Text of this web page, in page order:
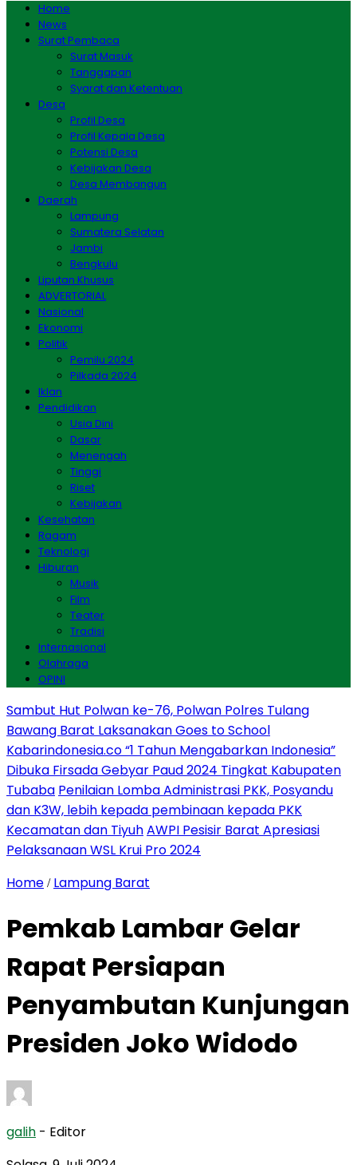
Home
News
Surat Pembaca
Surat Masuk
Tanggapan
Syarat dan Ketentuan
Desa
Profil Desa
Profil Kepala Desa
Potensi Desa
Kebijakan Desa
Desa Membangun
Daerah
Lampung
Sumatera Selatan
Jambi
Bengkulu
Liputan Khusus
ADVERTORIAL
Nasional
Ekonomi
Politik
Pemilu 2024
Pilkada 2024
Iklan
Pendidikan
Usia Dini
Dasar
Menengah
Tinggi
Riset
Kebijakan
Kesehatan
Ragam
Teknologi
Hiburan
Musik
Film
Teater
Tradisi
Internasional
Olahraga
OPINI
Sambut Hut Polwan ke-76, Polwan Polres Tulang
Bawang Barat Laksanakan Goes to School
Kabarindonesia.co “1 Tahun Mengabarkan Indonesia”
Dibuka Firsada Gebyar Paud 2024 Tingkat Kabupaten
Tubaba Penilaian Lomba Administrasi PKK, Posyandu
dan K3W, lebih kepada pembinaan kepada PKK
Kecamatan dan TiyuhAWPI Pesisir Barat Apresiasi
Pelaksanaan WSL Krui Pro 2024
Home / Lampung Barat
Pemkab Lambar Gelar
Rapat Persiapan
Penyambutan Kunjungan
Presiden Joko Widodo
galih - Editor